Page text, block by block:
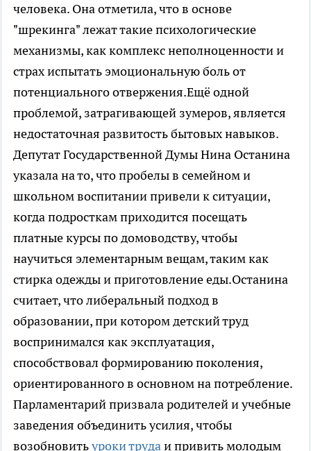
человека. Она отметила, что в основе
"шрекинга" лежат такие психологические
механизмы, как комплекс неполноценности и
страх испытать эмоциональную боль от
потенциального отвержения.Ещё одной
проблемой, затрагивающей зумеров, является
недостаточная развитость бытовых навыков.
Депутат Государственной Думы Нина Останина
указала на то, что пробелы в семейном и
школьном воспитании привели к ситуации,
когда подросткам приходится посещать
платные курсы по домоводству, чтобы
научиться элементарным вещам, таким как
стирка одежды и приготовление еды.Останина
считает, что либеральный подход в
образовании, при котором детский труд
воспринимался как эксплуатация,
способствовал формированию поколения,
ориентированного в основном на потребление.
Парламентарий призвала родителей и учебные
заведения объединить усилия, чтобы
возобновитьуроки трудаи привить молодым